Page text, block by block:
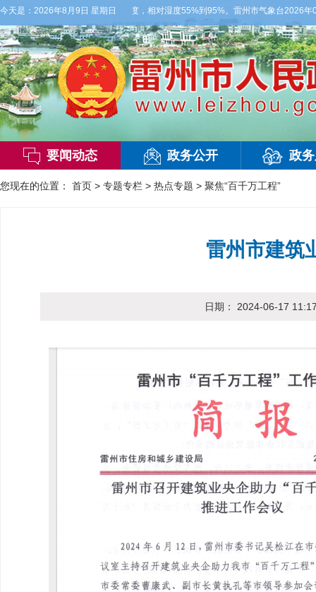
今天是： 2026年8月9日 星期日
雨，偏西风3级，气温27到36度，相对湿度55%到95%。雷州市气象台2026年08
要闻动态 政务公开 政
您现在的位置： 首页 > 专题专栏 > 热点专题 > 聚焦“百千万工程”
雷州市建筑
日期： 2024-06-17